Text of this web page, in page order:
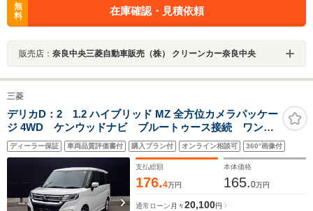
無
料
在庫確認・見積依頼
販売店： 奈良中央三菱自動車販売（株） クリーンカー奈良中央
三菱
デリカD：2 1.2 ハイブリッド MZ 全方位カメラパッケー
ジ 4WD ケンウッドナビ ブルートゥース接続 ワンセ
グ ディスク再生 ETC シートヒーター 全方位カメ
ラ レーダークルコン リアサーキュレーター 認定中
古車保証付き
ディーラー保証 車両品質評価書付 購入プラン付 オンライン相談可 360°画像付
支払総額
176.4万円
本体価格
165.0万円
通常ローン 月々20,100円